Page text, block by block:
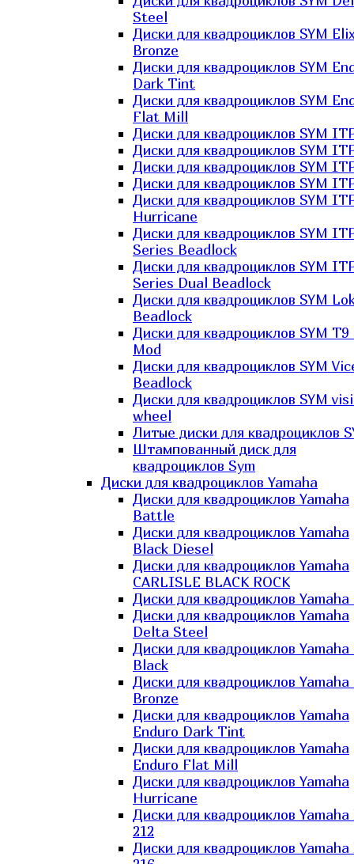
Steel
Диски для квадроциклов SYM
Bronze
Диски для квадроциклов SYM
Dark Tint
Диски для квадроциклов SYM
Flat Mill
Диски для квадроциклов SYM
Диски для квадроциклов SYM
Диски для квадроциклов SYM
Диски для квадроциклов SYM
Диски для квадроциклов SYM
Hurricane
Диски для квадроциклов SYM
Series Beadlock
Диски для квадроциклов SYM
Series Dual Beadlock
Диски для квадроциклов SYM
Beadlock
Диски для квадроциклов SYM T9
Mod
Диски для квадроциклов SYM
Beadlock
Диски для квадроциклов SYM
wheel
Литые диски для квадроциклов
Штампованный диск для
квадроциклов Sym
Диски для квадроциклов Yamaha
Диски для квадроциклов Yamaha
Battle
Диски для квадроциклов Yamaha
Black Diesel
Диски для квадроциклов Yamaha
CARLISLE BLACK ROCK
Диски для квадроциклов Yamaha
Диски для квадроциклов Yamaha
Delta Steel
Диски для квадроциклов
Black
Диски для квадроциклов
Bronze
Диски для квадроциклов Yamaha
Enduro Dark Tint
Диски для квадроциклов Yamaha
Enduro Flat Mill
Диски для квадроциклов Yamaha
Hurricane
Диски для квадроциклов
212
Диски для квадроциклов